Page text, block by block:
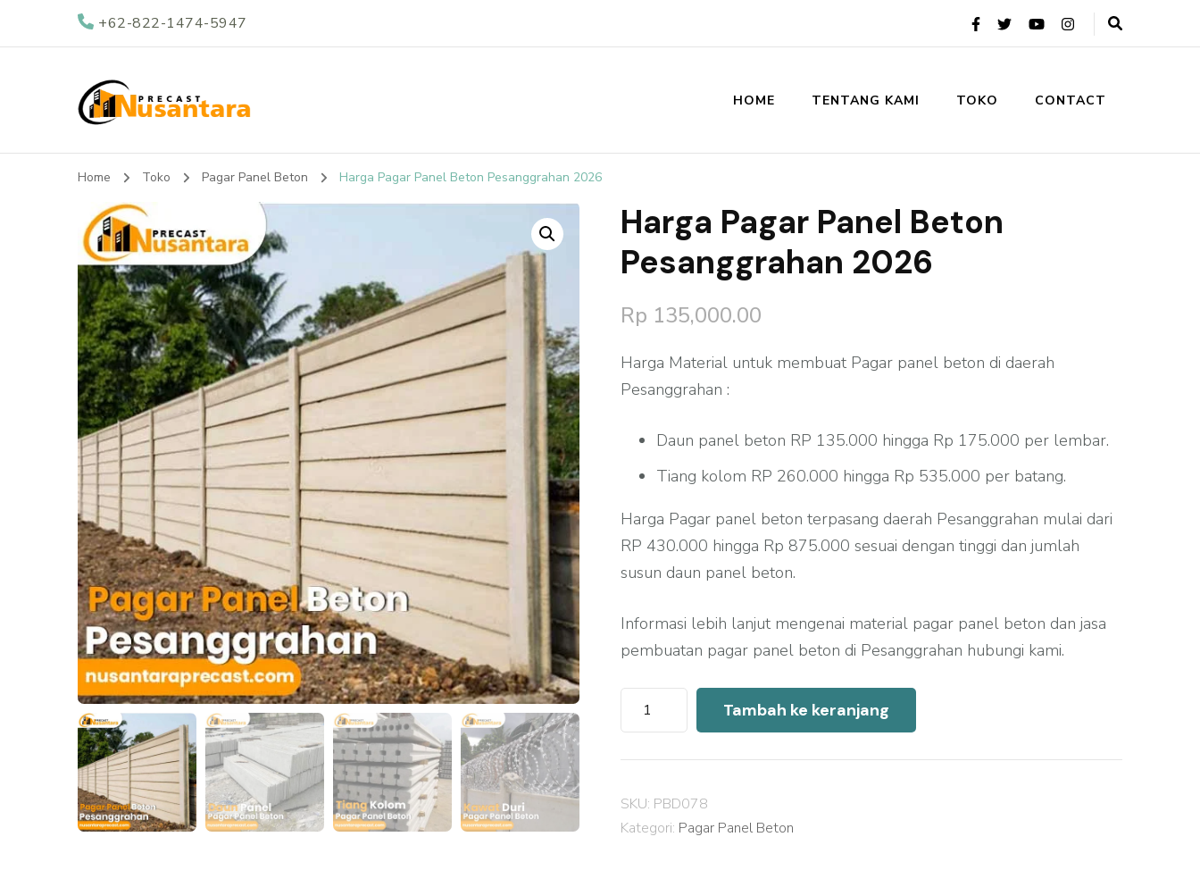
+62-822-1474-5947
Nusantara Precast
HOME TENTANG KAMI TOKO CONTACT
Home Toko Pagar Panel Beton Harga Pagar Panel Beton Pesanggrahan 2026
Harga Pagar Panel Beton
Pesanggrahan 2026
Rp 135,000.00
Harga Material untuk membuat Pagar panel beton di daerah
Pesanggrahan :
Daun panel beton RP 135.000 hingga Rp 175.000 per lembar.
Tiang kolom RP 260.000 hingga Rp 535.000 per batang.
Harga Pagar panel beton terpasang daerah Pesanggrahan mulai dari
RP 430.000 hingga Rp 875.000 sesuai dengan tinggi dan jumlah
susun daun panel beton.
Informasi lebih lanjut mengenai material pagar panel beton dan jasa
pembuatan pagar panel beton di Pesanggrahan hubungi kami.
Kuantitas
Harga
Pagar
Beton
Pesanggrahan
Tambah ke keranjang
SKU: PBD078
Kategori: Pagar Panel Beton